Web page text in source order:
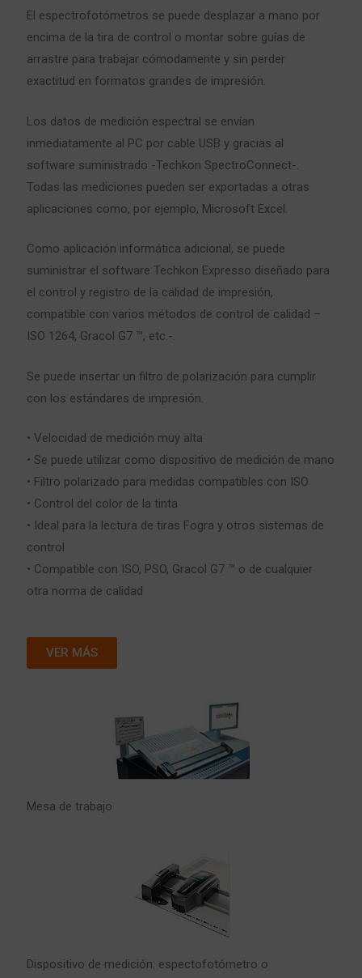
El espectrofotómetros se puede desplazar a mano por
encima de la tira de control o montar sobre guías de
arrastre para trabajar cómodamente y sin perder
exactitud en formatos grandes de impresión.
Los datos de medición espectral se envían
inmediatamente al PC por cable USB y gracias al
software suministrado -Techkon SpectroConnect-.
Todas las mediciones pueden ser exportadas a otras
aplicaciones como, por ejemplo, Microsoft Excel.
Como aplicación informática adicional, se puede
suministrar el software Techkon Expresso diseñado para
el control y registro de la calidad de impresión,
compatible con varios métodos de control de calidad –
ISO 1264, Gracol G7 ™, etc.-.
Se puede insertar un filtro de polarización para cumplir
con los estándares de impresión.
• Velocidad de medición muy alta
• Se puede utilizar como dispositivo de medición de mano
• Filtro polarizado para medidas compatibles con ISO
• Control del color de la tinta
• Ideal para la lectura de tiras Fogra y otros sistemas de
control
• Compatible con ISO, PSO, Gracol G7 ™ o de cualquier
otra norma de calidad
VER MÁS
Mesa de trabajo
Dispositivo de medición: espectofotómetro o